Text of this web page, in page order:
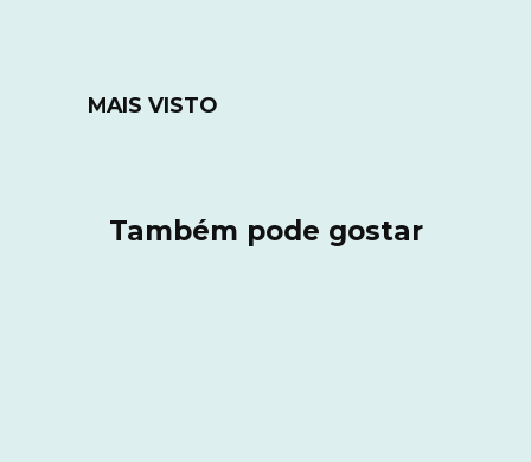
MAIS VISTO
Também pode gostar